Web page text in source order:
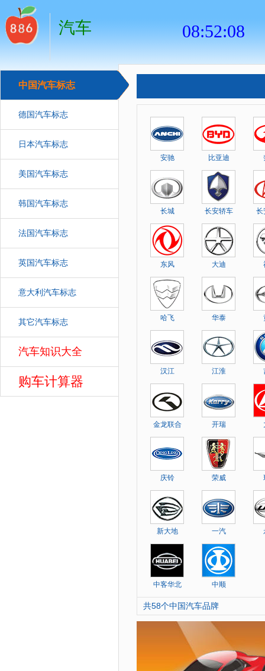
汽车
中国汽车标志
德国汽车标志
日本汽车标志
美国汽车标志
韩国汽车标志
法国汽车标志
英国汽车标志
意大利汽车标志
其它汽车标志
汽车知识大全
购车计算器
安驰 比亚迪
长城 长安轿车 长
东风 大迪
哈飞 华泰
汉江 江淮
金龙联合 开瑞
庆铃 荣威
新大地 一汽
中客华北 中顺
共58个中国汽车品牌